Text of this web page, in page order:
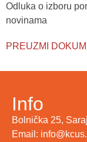
Odluka o izboru
novinama
PREUZMI
Info
Bolnička 25,
Email: